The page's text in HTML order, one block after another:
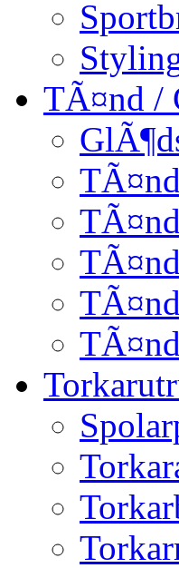
TÃ¤nd /